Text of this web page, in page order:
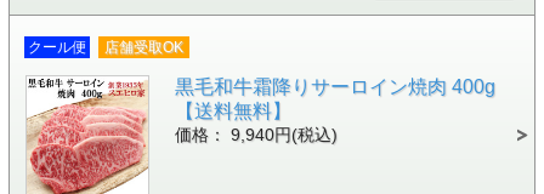
クール便 店舗受取OK
黒毛和牛霜降りサーロイン焼肉 400g
【送料無料】
価格： 9,940円(税込)